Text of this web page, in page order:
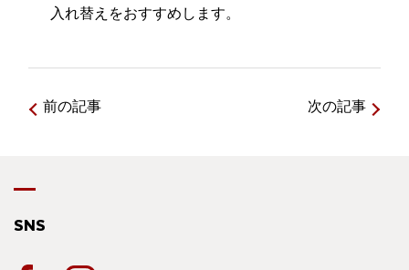
入れ替えをおすすめします。
前の記事 次の記事
SNS